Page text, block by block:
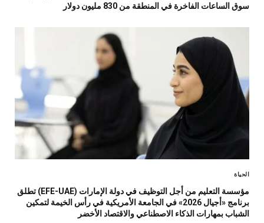
سوق الساعات الفاخرة في المنطقة من 830 مليون دولار
الحياة
مؤسسة التعليم من أجل التوظيف في دولة الإمارات (EFE-UAE) تطلق
برنامج «أجيال 2026» في الجامعة الأمريكية في رأس الخيمة لتمكين
الشباب بمهارات الذكاء الاصطناعي والاقتصاد الأخضر